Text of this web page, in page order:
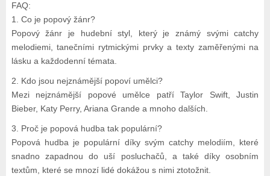
FAQ:
1. Co je popový žánr?
Popový žánr je hudební styl, který je známý svými catchy
melodiemi, tanečními rytmickými prvky a texty zaměřenými na
lásku a každodenní témata.
2. Kdo jsou nejznámější popoví umělci?
Mezi nejznámější popové umělce patří Taylor Swift, Justin
Bieber, Katy Perry, Ariana Grande a mnoho dalších.
3. Proč je popová hudba tak populární?
Popová hudba je populární díky svým catchy melodiím, které
snadno zapadnou do uší posluchačů, a také díky osobním
textům, které se mnozí lidé dokážou s nimi ztotožnit.